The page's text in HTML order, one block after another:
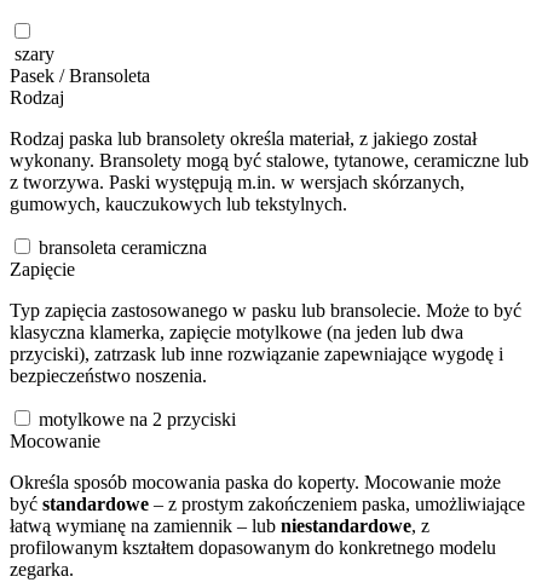
szary
Pasek / Bransoleta
Rodzaj
Rodzaj paska lub bransolety określa materiał, z jakiego został
wykonany. Bransolety mogą być stalowe, tytanowe, ceramiczne lub
z tworzywa. Paski występują m.in. w wersjach skórzanych,
gumowych, kauczukowych lub tekstylnych.
bransoleta ceramiczna
Zapięcie
Typ zapięcia zastosowanego w pasku lub bransolecie. Może to być
klasyczna klamerka, zapięcie motylkowe (na jeden lub dwa
przyciski), zatrzask lub inne rozwiązanie zapewniające wygodę i
bezpieczeństwo noszenia.
motylkowe na 2 przyciski
Mocowanie
Określa sposób mocowania paska do koperty. Mocowanie może
być standardowe – z prostym zakończeniem paska, umożliwiające
łatwą wymianę na zamiennik – lub niestandardowe, z
profilowanym kształtem dopasowanym do konkretnego modelu
zegarka.